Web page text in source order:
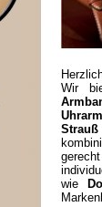
Wir
Strauß
wie